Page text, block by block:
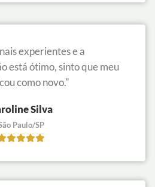
experientes e a
está ótimo, sinto que meu
como novo."
Silva
Paulo/SP